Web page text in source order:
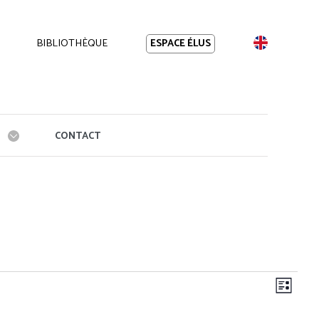
BIBLIOTHÈQUE ESPACE ÉLUS EN
CONTACT
de
Liste